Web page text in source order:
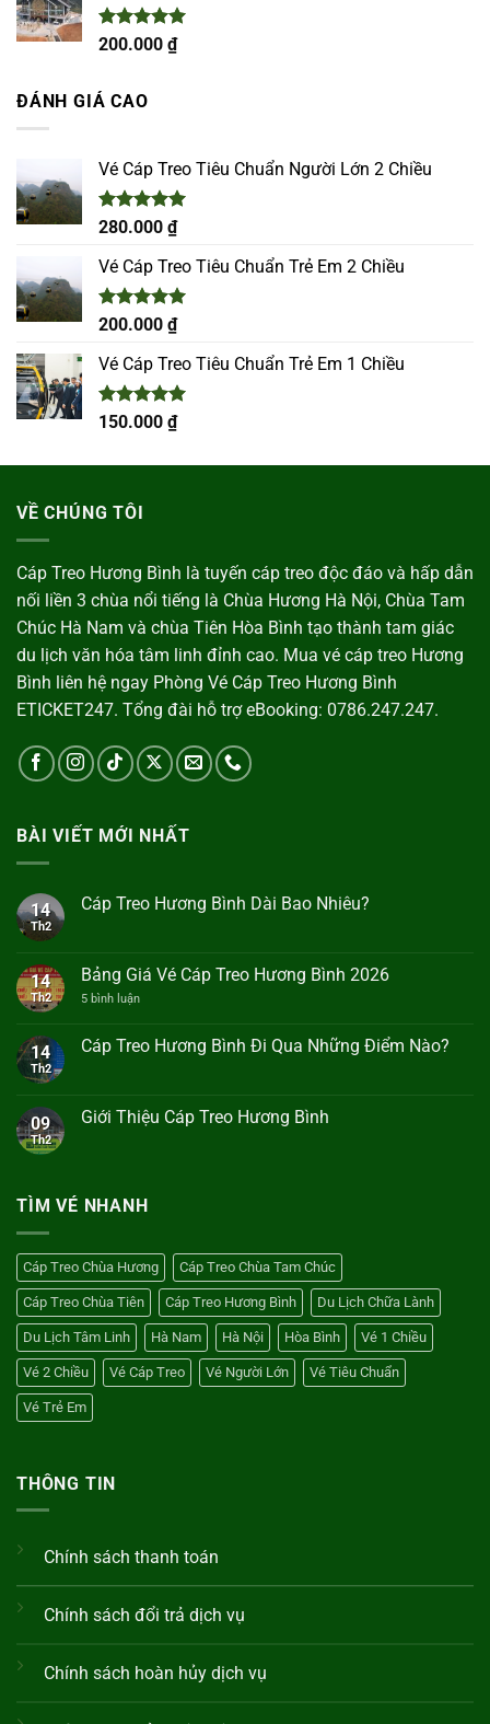
Được xếp
5.00
200.000 ₫
ĐÁNH GIÁ CAO
Vé Cáp Treo Tiêu Chuẩn Người Lớn 2 Chiều
Được xếp
5.00
5 sao
280.000 ₫
Vé Cáp Treo Tiêu Chuẩn Trẻ Em 2 Chiều
Được xếp
5.00
5 sao
200.000 ₫
Vé Cáp Treo Tiêu Chuẩn Trẻ Em 1 Chiều
Được xếp
5.00
150.000 ₫
VỀ CHÚNG TÔI
Cáp Treo Hương Bình là tuyến cáp treo độc đáo và hấp dẫn
nối liền 3 chùa nổi tiếng là Chùa Hương Hà Nội, Chùa Tam
Chúc Hà Nam và chùa Tiên Hòa Bình tạo thành tam giác
du lịch văn hóa tâm linh đỉnh cao. Mua vé cáp treo Hương
Bình liên hệ ngay Phòng Vé Cáp Treo Hương Bình
ETICKET247. Tổng đài hỗ trợ eBooking: 0786.247.247.
BÀI VIẾT MỚI NHẤT
14
Th2
Cáp Treo Hương Bình Dài Bao Nhiêu?
luận
ở
Cáp
Bình
Dài
14
Th2
Bảng Giá Vé Cáp Treo Hương Bình 2026
5 bình luậnở
Vé
Cáp
2026
14
Th2
Cáp Treo Hương Bình Đi Qua Những Điểm Nào?
luận
ở
Đi
Qua
Nào?
09
Th2
Giới Thiệu Cáp Treo Hương Bình
Giới
Treo
Hương
Bình
TÌM VÉ NHANH
Cáp Treo Chùa Hương Cáp Treo Chùa Tam Chúc
Cáp Treo Chùa Tiên Cáp Treo Hương Bình Du Lịch Chữa Lành
Du Lịch Tâm Linh Hà Nam Hà Nội Hòa Bình Vé 1 Chiều
Vé 2 Chiều Vé Cáp Treo Vé Người Lớn Vé Tiêu Chuẩn
Vé Trẻ Em
THÔNG TIN
Chính sách thanh toán
Chính sách đổi trả dịch vụ
Chính sách hoàn hủy dịch vụ